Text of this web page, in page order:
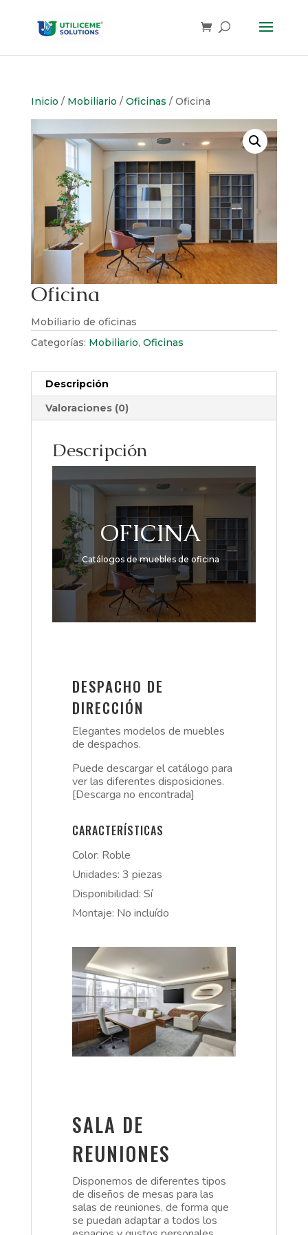
Inicio / Mobiliario / Oficinas / Oficina
Oficina
Mobiliario de oficinas
Categorías: Mobiliario, Oficinas
Descripción
Valoraciones (0)
Descripción
OFICINA
Catálogos de muebles de oficina
DESPACHO DE
DIRECCIÓN
Elegantes modelos de muebles
de despachos.
Puede descargar el catálogo para
ver las diferentes disposiciones.
[Descarga no encontrada]
CARACTERÍSTICAS
Color: Roble
Unidades: 3 piezas
Disponibilidad: Sí
Montaje: No incluído
SALA DE
REUNIONES
Disponemos de diferentes tipos
de diseños de mesas para las
salas de reuniones, de forma que
se puedan adaptar a todos los